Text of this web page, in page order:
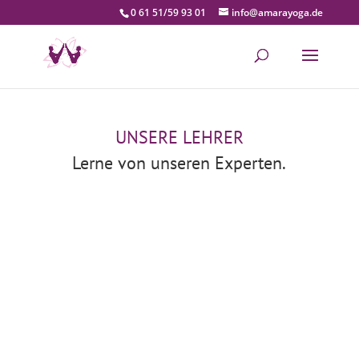
0 61 51/59 93 01 info@amarayoga.de
UNSERE LEHRER
Lerne von unseren Experten.